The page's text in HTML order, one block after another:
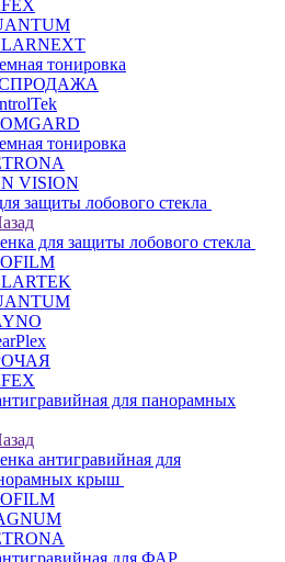
тонировка
тонировка
VISION
защиты лобового стекла
для защиты лобового стекла
для панорамных
антигравийная для
крыш
для ФАР